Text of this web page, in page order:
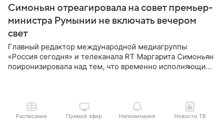
Симоньян отреагировала на совет премьер-
министра Румынии не включать вечером
свет
Главный редактор международной медиагруппы
«Россия сегодня» и телеканала RT Маргарита Симоньян
поиронизировала над тем, что временно исполняющий
Расписание Прямой эфир Напоминания Новости ТВ